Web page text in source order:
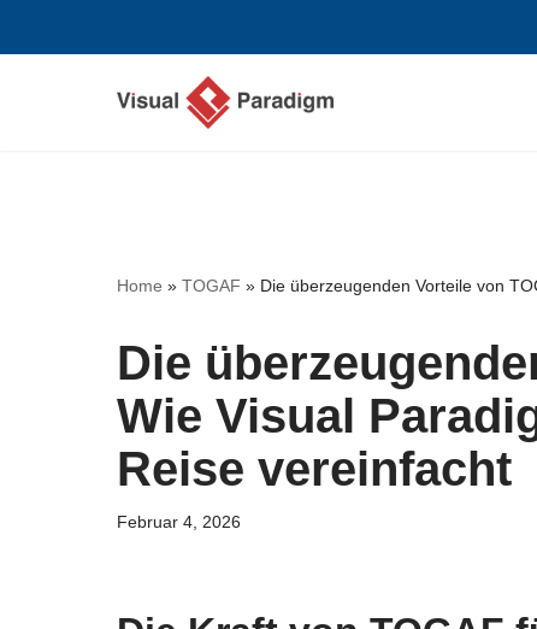
Home » TOGAF » Die überzeugenden Vorteile von
Die
Wie Visual
Reise vereinfacht
Februar 4, 2026